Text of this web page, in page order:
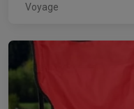
Voyage